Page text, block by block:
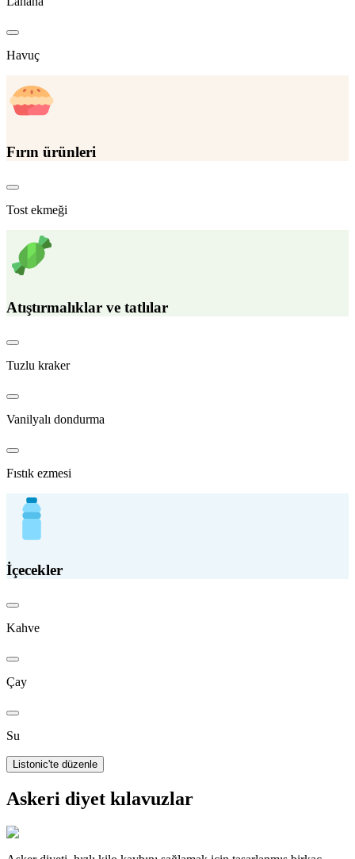
Havuç
Fırın ürünleri
Tost ekmeği
Atıştırmalıklar ve tatlılar
Tuzlu kraker
Vanilyalı dondurma
Fıstık ezmesi
İçecekler
Kahve
Çay
Su
Listonic'te düzenle
Askeri diyet kılavuzlar